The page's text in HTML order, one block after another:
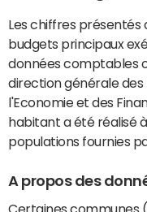
Les chiffres présentés
budgets principaux
données comptables
direction générale des
l'Economie et des
habitant a été réalisé
populations fournies
A propos des
Certaines communes